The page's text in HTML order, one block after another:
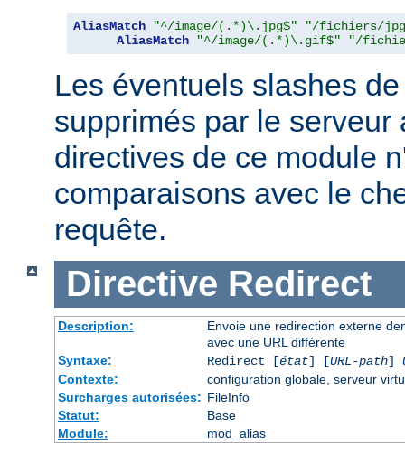
AliasMatch "^/image/(.*)\.jpg$"
"/fichiers/
AliasMatch
"^/image/(.*)\.gif$" "/
Les éventuels slashes
supprimés par le serveur
directives de ce module
comparaisons avec le
requête.
Directive Redirect
Description:
Envoie une redirection externe
avec une URL différente
Syntaxe:
Redirect [état] [URL-path]
Contexte:
configuration globale, serveur
Surcharges autorisées: FileInfo
Statut:
Base
Module:
mod_alias